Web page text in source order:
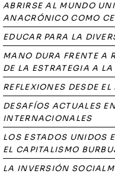
ABRIRSE AL MUNDO
ANACRÓNICO COMO
EDUCAR PARA LA
MANO DURA FRENTE A
DE LA ESTRATEGIA A
REFLEXIONES DESDE
DESAFÍOS ACTUALES
INTERNACIONALES
LOS ESTADOS UNIDOS
EL CAPITALISMO
LA INVERSIÓN